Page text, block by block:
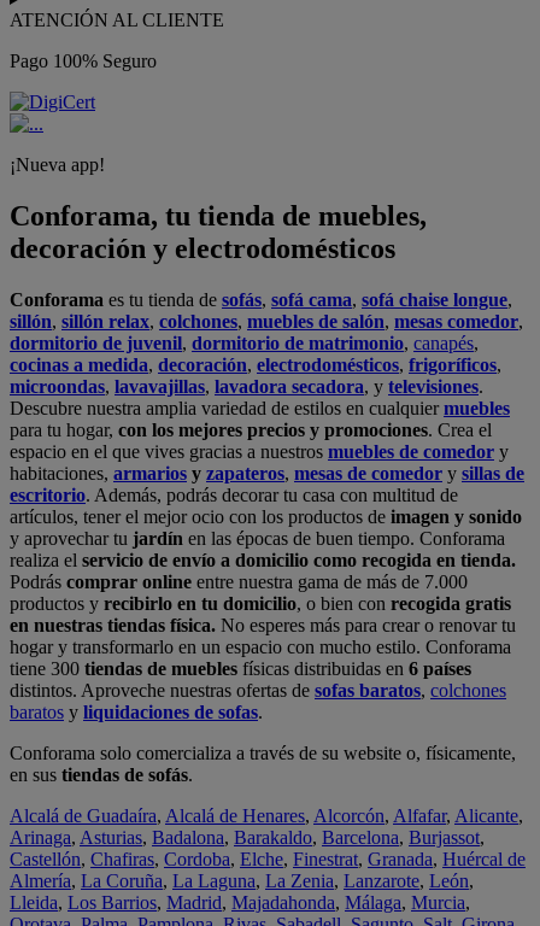
ATENCIÓN AL CLIENTE
Pago 100% Seguro
¡Nueva app!
Conforama, tu tienda de muebles,
decoración y electrodomésticos
Conforama es tu tienda de sofás, sofá cama, sofá chaise longue,
sillón, sillón relax, colchones, muebles de salón, mesas comedor,
dormitorio de juvenil, dormitorio de matrimonio, canapés,
cocinas a medida, decoración, electrodomésticos, frigoríficos,
microondas, lavavajillas, lavadora secadora, y televisiones.
Descubre nuestra amplia variedad de estilos en cualquiermuebles
para tu hogar, con los mejores precios y promociones. Crea el
espacio en el que vives gracias a nuestros muebles de comedor y
habitaciones, armarios y zapateros, mesas de comedor y sillas de
escritorio. Además, podrás decorar tu casa con multitud de
artículos, tener el mejor ocio con los productos de imagen y sonido
y aprovechar tu jardín en las épocas de buen tiempo. Conforama
realiza el servicio de envío a domicilio como recogida en tienda.
Podrás comprar online entre nuestra gama de más de 7.000
productos y recibirlo en tu domicilio, o bien con recogida gratis
en nuestras tiendas física. No esperes más para crear o renovar tu
hogar y transformarlo en un espacio con mucho estilo. Conforama
tiene 300 tiendas de muebles físicas distribuidas en 6 países
distintos. Aproveche nuestras ofertas de sofas baratos, colchones
baratos y liquidaciones de sofas.
Conforama solo comercializa a través de su website o, físicamente,
en sus tiendas de sofás.
Alcalá de Guadaíra, Alcalá de Henares, Alcorcón, Alfafar, Alicante,
Arinaga, Asturias, Badalona, Barakaldo, Barcelona, Burjassot,
Castellón, Chafiras, Cordoba, Elche, Finestrat, Granada, Huércal de
Almería, La Coruña, La Laguna, La Zenia, Lanzarote, León,
Lleida, Los Barrios, Madrid, Majadahonda, Málaga, Murcia,